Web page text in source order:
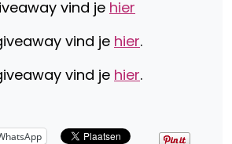
vind je hier
vind je hier.
vind je hier.